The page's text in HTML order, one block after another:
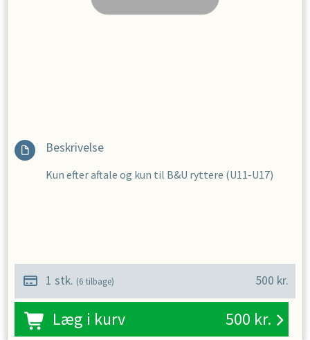
Beskrivelse
Kun efter aftale og kun til B&U ryttere (U11-U17)
Læg i kurv 500 kr.
1 stk. (6 tilbage) 500 kr.